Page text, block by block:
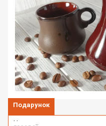
Подарунок